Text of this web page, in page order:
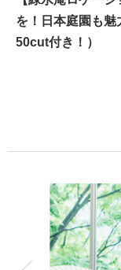
お二人だけで、ご家族
⚫︎撮影全データお渡し！
このプランで撮影可
相談予約す
来店・オン
を！日本庭園も
50cut付き！）
撮影料
着付け
アルバム
衣装追加